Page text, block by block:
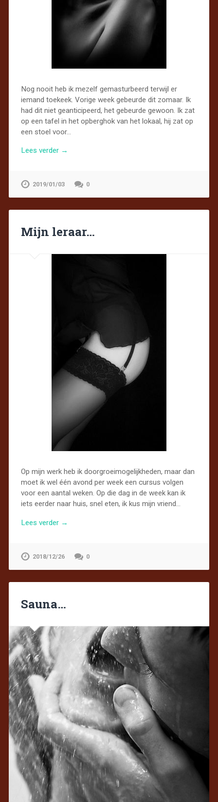
Nog nooit heb ik mezelf gemasturbeerd terwijl er
iemand toekeek. Vorige week gebeurde dit zomaar. Ik
had dit niet geanticipeerd, het gebeurde gewoon. Ik zat
op een tafel in het opberghok van het lokaal, hij zat op
een stoel voor…
Lees verder →
2019/01/03 0
Mijn leraar…
Op mijn werk heb ik doorgroeimogelijkheden, maar dan
moet ik wel één avond per week een cursus volgen
voor een aantal weken. Op die dag in de week kan ik
iets eerder naar huis, snel eten, ik kus mijn vriend…
Lees verder →
2018/12/26 0
Sauna…